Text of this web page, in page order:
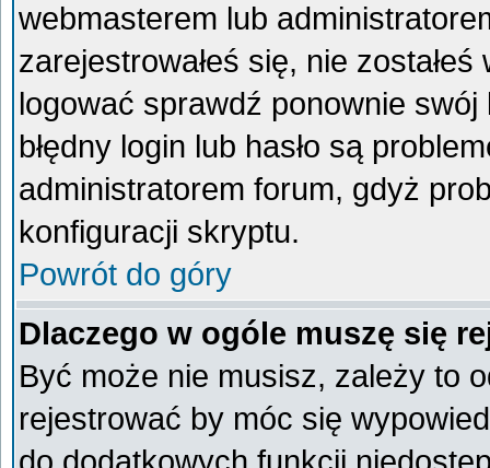
webmasterem lub
zarejestrowałeś się, nie
logować sprawdź ponownie swój
błędny login lub hasło są
administratorem forum, gdyż
konfiguracji skryptu.
Powrót do góry
Dlaczego w ogóle muszę się
Być może nie musisz, zależy to
rejestrować by móc się